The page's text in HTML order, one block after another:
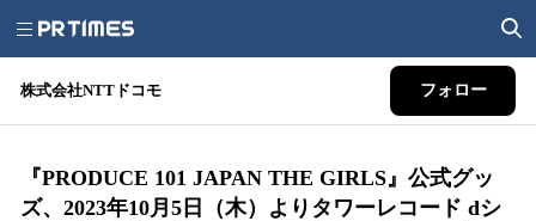
株式会社NTTドコモ フォロー
『PRODUCE 101 JAPAN THE GIRLS』公式グッ
ズ、2023年10月5日（木）よりタワーレコード dシ